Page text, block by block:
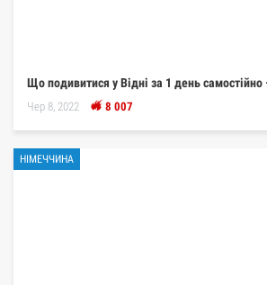
Що подивитися у Відні за 1 день
Чер 8, 2022 8 007
НІМЕЧЧИНА